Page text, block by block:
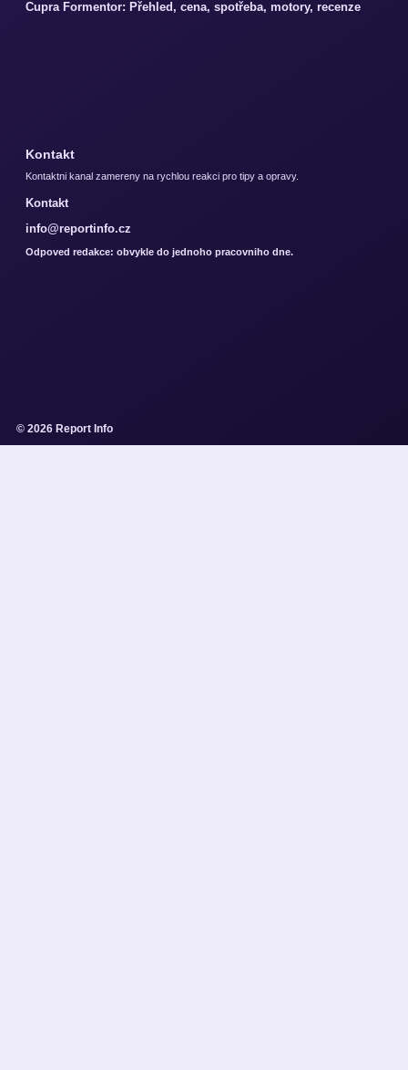
Cupra Formentor: Přehled, cena, spotřeba, motory, recenze
Kontakt
Kontaktni kanal zamereny na rychlou reakci pro tipy a opravy.
Kontakt
info@reportinfo.cz
Odpoved redakce: obvykle do jednoho pracovniho dne.
© 2026 Report Info